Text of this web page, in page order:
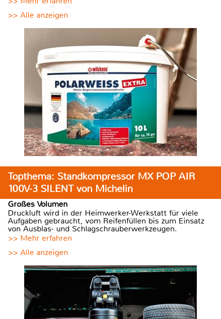
>> Alle anzeigen
Topthema: Standkompressor MX POP AIR
100V-3 SILENT von Michelin
Großes Volumen
Druckluft wird in der Heimwerker-Werkstatt für viele
Aufgaben gebraucht, vom Reifenfüllen bis zum Einsatz
von Ausblas- und Schlagschrauberwerkzeugen.
>> Mehr erfahren
>> Alle anzeigen